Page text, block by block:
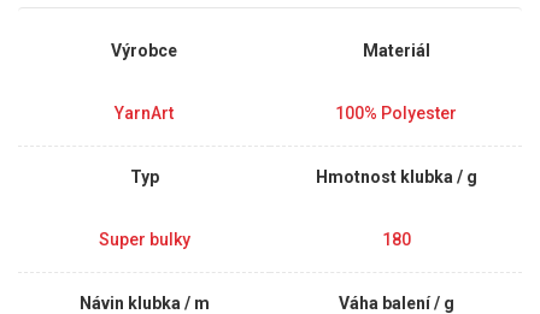
Výrobce
YarnArt
Materiál
100% Polyester
Typ
Super bulky
Hmotnost klubka / g
180
Návin klubka / m Váha balení / g